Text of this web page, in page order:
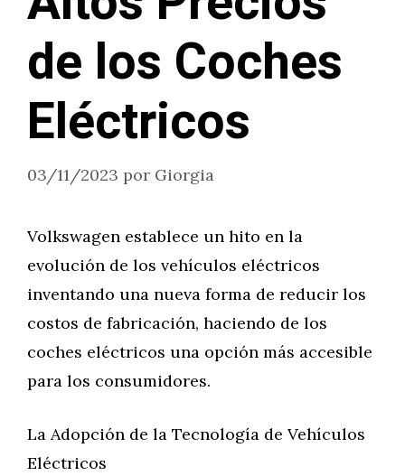
de los Coches
Eléctricos
03/11/2023 por Giorgia
Volkswagen establece un hito en la
evolución de los vehículos eléctricos
inventando una nueva forma de reducir los
costos de fabricación, haciendo de los
coches eléctricos una opción más accesible
para los consumidores.
La Adopción de la Tecnología de Vehículos
Eléctricos